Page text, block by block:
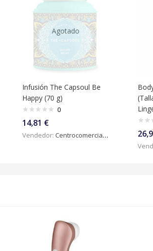
Agotado
Infusión The Capsoul Be
Happy (70 g)
0
14,81 €
Vendedor: Centrocomercialdigital